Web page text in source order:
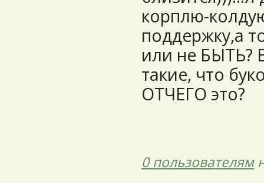
корплю-
поддержку,а
или не БЫТЬ?
такие, что
ОТЧЕГО это?
0 пользователям